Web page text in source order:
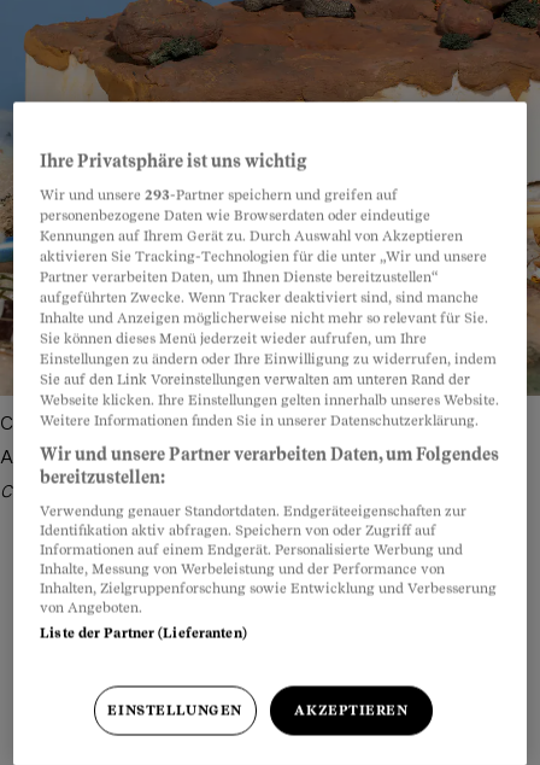
Chaos im Klassenzimmer: Lehrpersonen klagen, ihre
Ausbildung bereite sie zu wenig vor. Bild: Sebastian Mast /
Connected Archives
Teilen Anhören
unterrichtet, erinnert sich «mit Grausen» an ihre
Ihre Privatsphäre ist uns wichtig
Wir und unsere293-Partner speichern und greifen auf
personenbezogene Daten wie Browserdaten oder eindeutige
Kennungen auf Ihrem Gerät zu. Durch Auswahl von Akzeptieren
aktivieren Sie Tracking-Technologien für die unter „Wir und unsere
Partner verarbeiten Daten, um Ihnen Dienste bereitzustellen“
aufgeführten Zwecke. Wenn Tracker deaktiviert sind, sind manche
Inhalte und Anzeigen möglicherweise nicht mehr so relevant für Sie.
Sie können dieses Menü jederzeit wieder aufrufen, um Ihre
Einstellungen zu ändern oder Ihre Einwilligung zu widerrufen, indem
Sie auf den Link Voreinstellungen verwalten am unteren Rand der
Webseite klicken. Ihre Einstellungen gelten innerhalb unseres Website.
Weitere Informationen finden Sie in unserer Datenschutzerklärung.
Wir und unsere Partner verarbeiten Daten, um Folgendes
bereitzustellen:
Verwendung genauer Standortdaten. Endgeräteeigenschaften zur
Identifikation aktiv abfragen. Speichern von oder Zugriff auf
Informationen auf einem Endgerät. Personalisierte Werbung und
Inhalte, Messung von Werbeleistung und der Performance von
Inhalten, Zielgruppenforschung sowie Entwicklung und Verbesserung
von Angeboten.
Liste der Partner (Lieferanten)
EINSTELLUNGEN AKZEPTIEREN